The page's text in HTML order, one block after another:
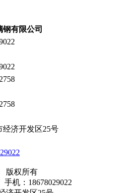
有限公司
济开发区25号
版权所有
机：18678029022